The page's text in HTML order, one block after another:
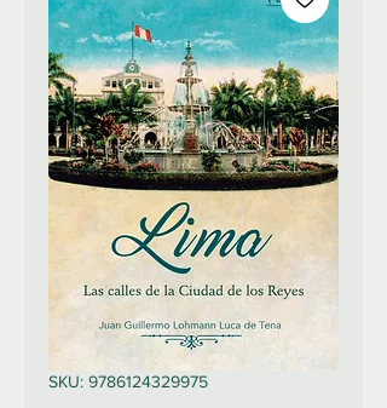
SKU: 9786124329975